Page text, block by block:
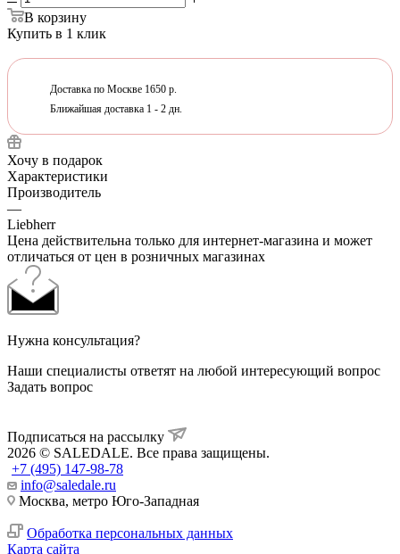
В корзину
Купить в 1 клик
Доставка по Москве 1650 р.
Ближайшая доставка 1 - 2 дн.
Хочу в подарок
Характеристики
Производитель
—
Liebherr
Цена действительна только для интернет-магазина и может
отличаться от цен в розничных магазинах
Нужна консультация?
Наши специалисты ответят на любой интересующий вопрос
Задать вопрос
Подписаться на рассылку
2026 © SALEDALE. Все права защищены.
+7 (495) 147-98-78
info@saledale.ru
Москва, метро Юго-Западная
Обработка персональных данных
Карта сайта